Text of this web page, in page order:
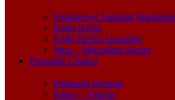
Endüstriyel Temizlik Maddeleri
Kağıt Havlu
Kağıt Havlu Aparatları
Mop – Mikrofiber Bezler
Pnömatik Ürünler
Pnömatik Hortum
Rakor – Fittings